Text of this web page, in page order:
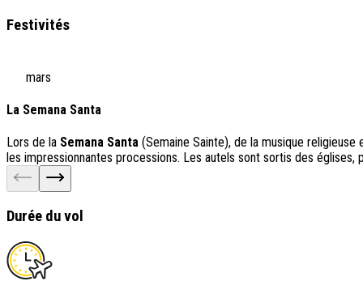
Festivités
mars
La Semana Santa
Lors de la Semana Santa (Semaine Sainte), de la musique
les impressionnantes processions. Les autels sont sortis des
Durée du vol